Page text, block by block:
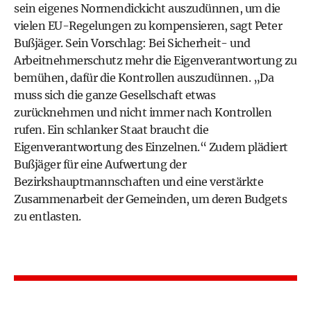
sein eigenes Normendickicht auszudünnen, um die
vielen EU-Regelungen zu kompensieren, sagt Peter
Bußjäger. Sein Vorschlag: Bei Sicherheit- und
Arbeitnehmerschutz mehr die Eigenverantwortung zu
bemühen, dafür die Kontrollen auszudünnen. „Da
muss sich die ganze Gesellschaft etwas
zurücknehmen und nicht immer nach Kontrollen
rufen. Ein schlanker Staat braucht die
Eigenverantwortung des Einzelnen.“ Zudem plädiert
Bußjäger für eine Aufwertung der
Bezirkshauptmannschaften und eine verstärkte
Zusammenarbeit der Gemeinden, um deren Budgets
zu entlasten.